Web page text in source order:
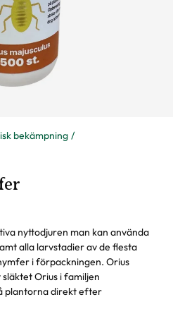
bekämpning
nyttodjuren man kan använda
alla larvstadier av de flesta
i förpackningen. Orius
släktet Orius i familjen
plantorna direkt efter